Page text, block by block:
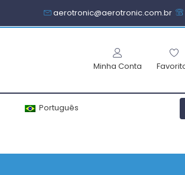
aerotronic@aerotronic.com.br
Minha Conta
Português